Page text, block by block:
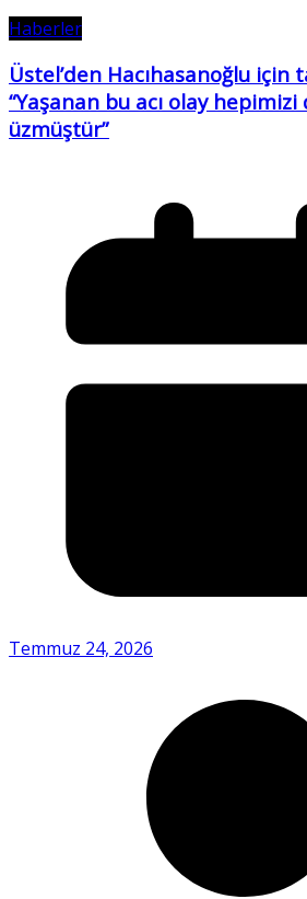
Haberler
Üstel’den Hacıhasanoğlu için
“Yaşanan bu acı olay
üzmüştür”
Temmuz 24, 2026